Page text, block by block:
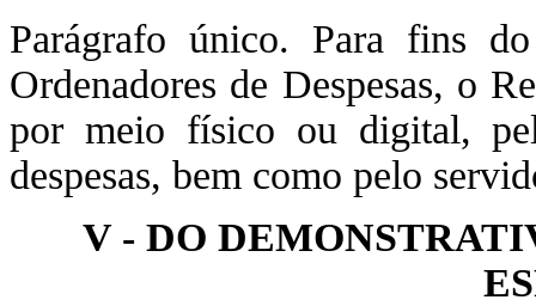
Parágrafo único. Para fins
Ordenadores de Despesas, o
por meio físico ou digital,
despesas, bem como pelo
V - DO